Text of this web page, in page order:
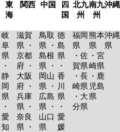
東
海
関西 中国
四
国
北九
州
南九
州
沖縄
岐
阜
県
・
静
岡
県
・
愛
知
滋賀
県 ・
京都
府 ・
大阪
府 ・
兵庫
県 ・
奈良
県 ・
鳥取
県 ・
島根
県 ・
岡山
県 ・
広島
県 ・
山口
県
徳
島
県
・
香
川
県
・
愛
媛
福岡
県
・佐
賀県
・長
崎県
・大
分県
熊本
県
・宮
崎県
・鹿
児島
県
沖縄
県